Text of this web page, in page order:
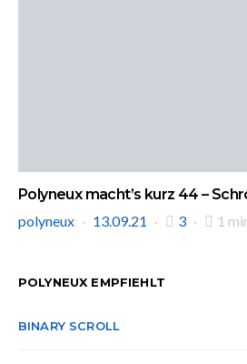
Polyneux macht’s kurz 44 –
polyneux
13.09.21 3 1
POLYNEUX EMPFIEHLT
BINARY SCROLL